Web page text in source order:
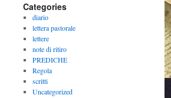
Categories
diario
lettera pastorale
lettere
note di ritiro
PREDICHE
Regola
scritti
Uncategorized